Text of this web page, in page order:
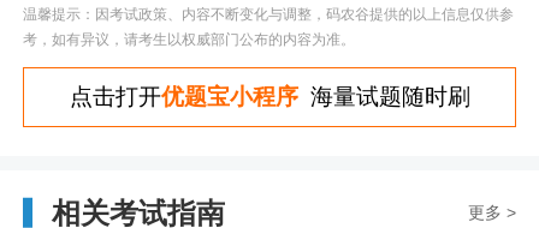
温馨提示：因考试政策、内容不断变化与调整，码农谷提供的以上信息仅供参
考，如有异议，请考生以权威部门公布的内容为准。
点击打开优题宝小程序海量试题随时刷
相关考试指南 更多 >